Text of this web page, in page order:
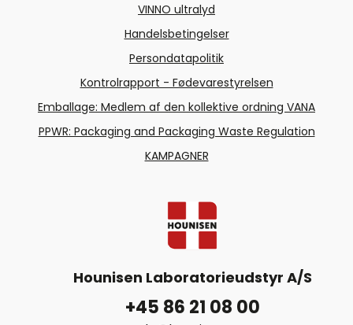
VINNO ultralyd
Handelsbetingelser
Persondatapolitik
Kontrolrapport - Fødevarestyrelsen
Emballage: Medlem af den kollektive ordning VANA
PPWR: Packaging and Packaging Waste Regulation
KAMPAGNER
Hounisen Laboratorieudstyr A/S
+45 86 21 08 00